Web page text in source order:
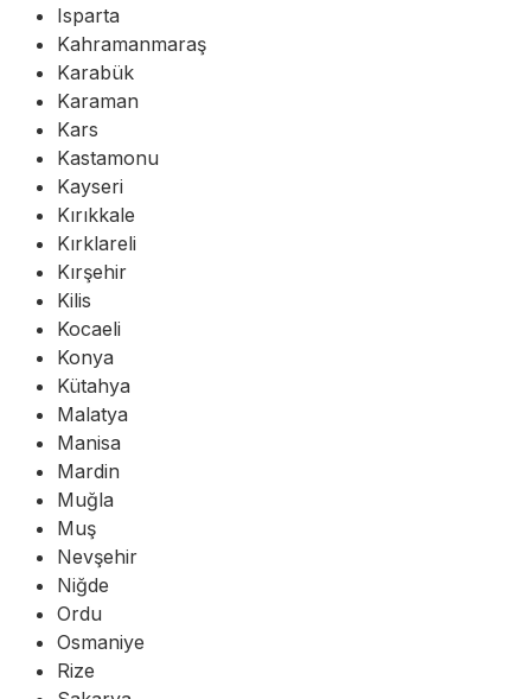
Isparta
Kahramanmaraş
Karabük
Karaman
Kars
Kastamonu
Kayseri
Kırıkkale
Kırklareli
Kırşehir
Kilis
Kocaeli
Konya
Kütahya
Malatya
Manisa
Mardin
Muğla
Muş
Nevşehir
Niğde
Ordu
Osmaniye
Rize